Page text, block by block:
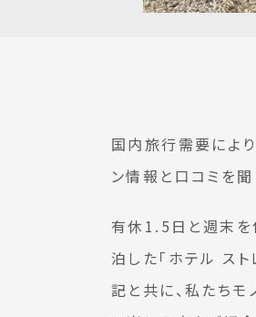
国内旅行需要によ
ン情報と口コミを
有休1.5日と週末を
泊した「ホテル スト
記と共に、私たち